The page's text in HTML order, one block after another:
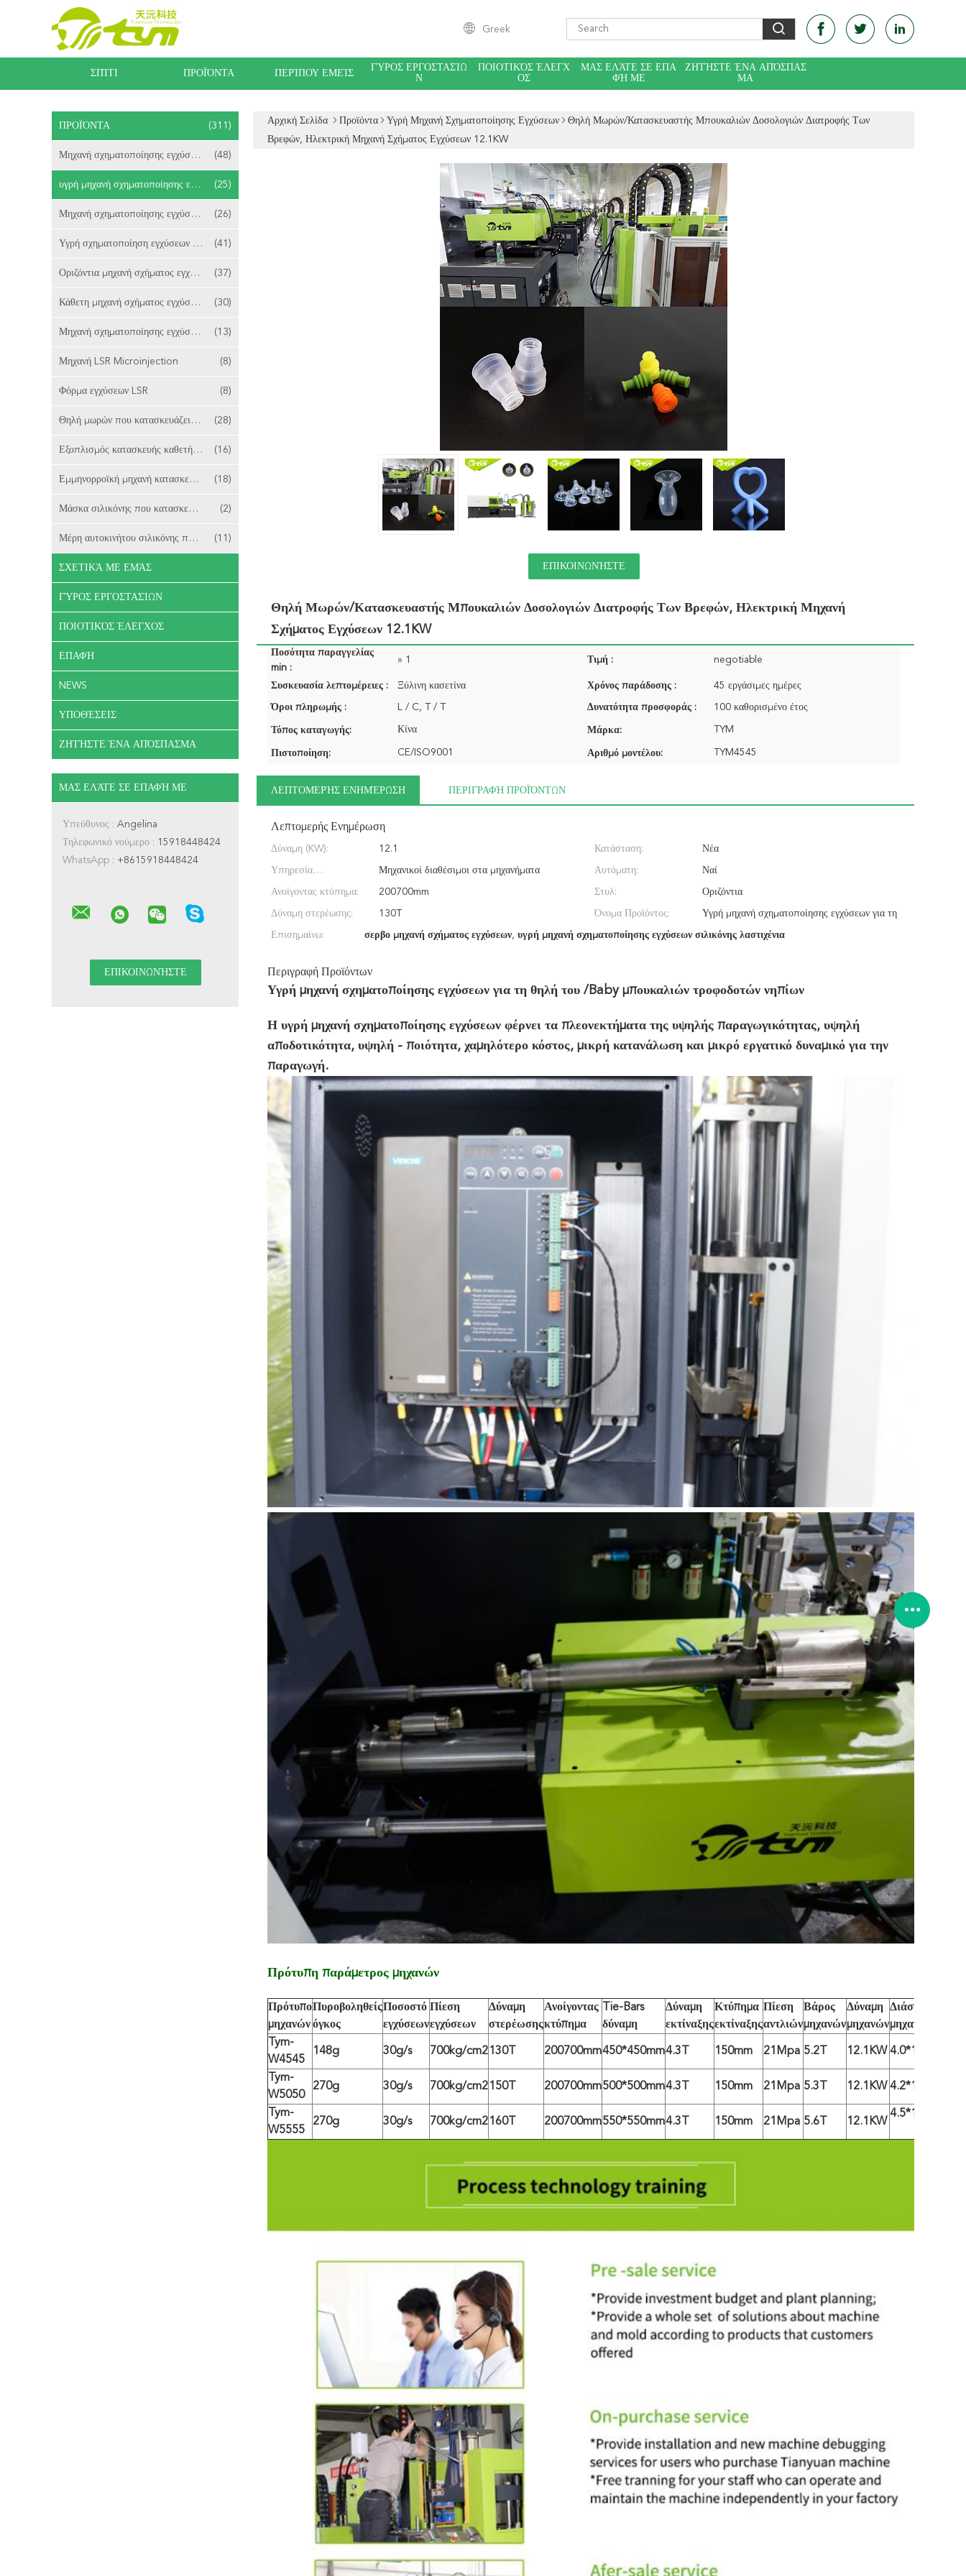
Greek
ΣΠΊΤΙ ΠΡΟΪΌΝΤΑ ΠΕΡΊΠΟΥ ΕΜΕΊΣ
ΓΎΡΟΣ ΕΡΓΟΣΤΑΣΊΩ
Ν
ΠΟΙΟΤΙΚΌΣ ΈΛΕΓΧ
ΟΣ
ΜΑΣ ΕΛΆΤΕ ΣΕ ΕΠΑ
ΦΉ ΜΕ
ΖΗΤΉΣΤΕ ΈΝΑ ΑΠΌΣΠΑΣ
ΜΑ
ΠΡΟΪΌΝΤΑ (311)
Μηχανή σχηματοποίησης εγχύσεων LSR (48)
υγρή μηχανή σχηματοποίησης εγχύσεων (25)
Μηχανή σχηματοποίησης εγχύσεων σιλικόνης (26)
Υγρή σχηματοποίηση εγχύσεων σιλικόνης λαστιχένια (41)
Οριζόντια μηχανή σχήματος εγχύσεων LSR (37)
Κάθετη μηχανή σχήματος εγχύσεων LSR (30)
Μηχανή σχηματοποίησης εγχύσεων LSR 2 πυροβοληθείσα (13)
Μηχανή LSR Microinjection (8)
Φόρμα εγχύσεων LSR (8)
Θηλή μωρών που κατασκευάζει τη μηχανή (28)
Εξοπλισμός κατασκευής καθετήρων (16)
Εμμηνορροϊκή μηχανή κατασκευής φλυτζανιών (18)
Μάσκα σιλικόνης που κατασκευάζει τη μηχανή (2)
Μέρη αυτοκινήτου σιλικόνης που κατασκευάζουν τη μηχανή (11)
ΣΧΕΤΙΚΆ ΜΕ ΕΜΆΣ
ΓΎΡΟΣ ΕΡΓΟΣΤΑΣΊΩΝ
ΠΟΙΟΤΙΚΌΣ ΈΛΕΓΧΟΣ
ΕΠΑΦΉ
NEWS
ΥΠΟΘΈΣΕΙΣ
ΖΗΤΉΣΤΕ ΈΝΑ ΑΠΌΣΠΑΣΜΑ
ΜΑΣ ΕΛΆΤΕ ΣΕ ΕΠΑΦΉ ΜΕ
Υπεύθυνος : Angelina
Τηλεφωνικό νούμερο : 15918448424
WhatsApp : +8615918448424
Αρχική Σελίδα Προϊόντα Υγρή Μηχανή Σχηματοποίησης Εγχύσεων
Θηλή Μωρών/κατασκευαστής Μπουκαλιών Δοσολογιών Διατροφής Των
Βρεφών, Ηλεκτρική Μηχανή Σχήματος Εγχύσεων 12.1KW
ΕΠΙΚΟΙΝΩΝΉΣΤΕ
Θηλή Μωρών/κατασκευαστής Μπουκαλιών Δοσολογιών Διατροφής Των Βρεφών, Ηλεκτρική Μηχανή
Σχήματος Εγχύσεων 12.1KW
Ποσότητα παραγγελίας
min :
» 1 Τιμή : negotiable
Συσκευασία λεπτομέρειες : Ξύλινη κασετίνα Χρόνος παράδοσης : 45 εργάσιμες ημέρες
Όροι πληρωμής : L / C, T / T Δυνατότητα προσφοράς : 100 καθορισμένο έτος
Τόπος καταγωγής: Κίνα Μάρκα: TYM
Πιστοποίηση: CE/ISO9001 Αριθμό μοντέλου: TYM4545
ΛΕΠΤΟΜΕΡΉΣ ΕΝΗΜΈΡΩΣΗ ΠΕΡΙΓΡΑΦΉ ΠΡΟΪΌΝΤΩΝ
Λεπτομερής Ενημέρωση
Δύναμη (KW): 12.1 Κατάσταση: Νέα
Υπηρεσία
μεταπωλήσεων
παρεχόμενη:
Μηχανικοί διαθέσιμοι στα μηχανήματα
υπηρεσιών στο εξωτερικό, σε απευθείας σύνδεση
υποστήριξη
Αυτόματη: Ναί
Ανοίγοντας κτύπημα: 200700mm Στυλ: Οριζόντια
Δύναμη στερέωσης: 130T Όνομα Προϊόντος: Υγρή μηχανή σχηματοποίησης εγχύσεων για τη
θηλή του /Baby μπουκαλιών τροφοδοτών νηπίων
Επισημαίνω: σερβο μηχανή σχήματος εγχύσεων, υγρή μηχανή σχηματοποίησης εγχύσεων σιλικόνης λαστιχένια
Περιγραφή Προϊόντων
Υγρή μηχανή σχηματοποίησης εγχύσεων για τη θηλή του /Baby μπουκαλιών τροφοδοτών νηπίων
Η υγρή μηχανή σχηματοποίησης εγχύσεων φέρνει τα πλεονεκτήματα της υψηλής παραγωγικότητας, υψηλή
αποδοτικότητα, υψηλή - ποιότητα, χαμηλότερο κόστος, μικρή κατανάλωση και μικρό εργατικό δυναμικό για την
παραγωγή.
Πρότυπη παράμετρος μηχανών
Πρότυπο
μηχανών
Πυροβοληθείς
όγκος
Ποσοστό
εγχύσεων
Πίεση
εγχύσεων
Δύναμη
στερέωσης
Ανοίγοντας
κτύπημα
Tie-Bars
δύναμη
Δύναμη
εκτίναξης
Κτύπημα
εκτίναξης
Πίεση
αντλιών
Βάρος
μηχανών
Δύναμη
μηχανών
Διάσταση
μηχανών
Tym-
W4545
148g 30g/s 700kg/cm2130T 200700mm450*450mm4.3T 150mm 21Mpa 5.2T 12.1KW 4.0*1.2*1.9m
Tym-
W5050
270g 30g/s 700kg/cm2150T 200700mm500*500mm4.3T 150mm 21Mpa 5.3T 12.1KW 4.2*1.4*1.9m
Tym-
W5555
270g 30g/s 700kg/cm2160T 200700mm550*550mm4.3T 150mm 21Mpa 5.6T 12.1KW
4.5*1.6*2.0m